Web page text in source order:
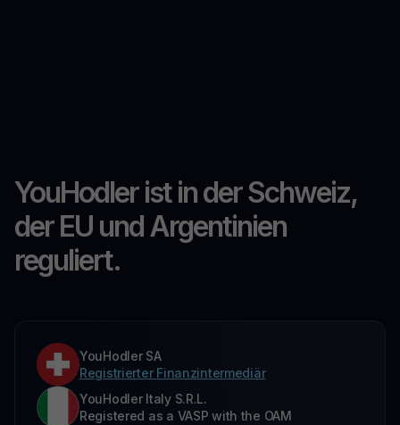
YouHodler ist in der Schweiz,
der EU und Argentinien
reguliert.
YouHodler SA
Registrierter Finanzintermediär
YouHodler Italy S.R.L.
Registered as a VASP with the OAM